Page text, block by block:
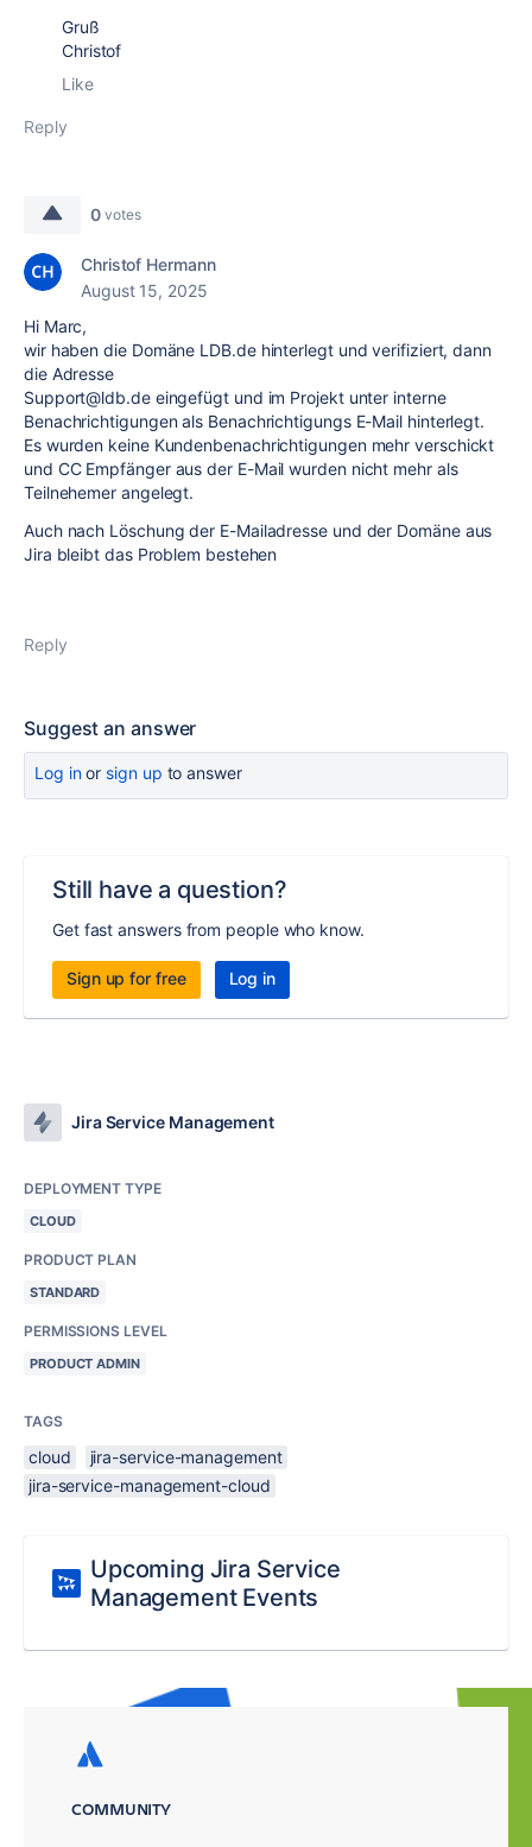
Gruß
Christof
Like
Reply
0 votes
Christof Hermann
August 15, 2025
Hi Marc,
wir haben die Domäne LDB.de hinterlegt und verifiziert, dann
die Adresse
Support@ldb.de eingefügt und im Projekt unter interne
Benachrichtigungen als Benachrichtigungs E-Mail hinterlegt.
Es wurden keine Kundenbenachrichtigungen mehr verschickt
und CC Empfänger aus der E-Mail wurden nicht mehr als
Teilnehemer angelegt.
Auch nach Löschung der E-Mailadresse und der Domäne aus
Jira bleibt das Problem bestehen
Reply
Suggest an answer
Log inor sign up to answer
Still have a question?
Get fast answers from people who know.
Sign up for free Log in
Jira Service Management
DEPLOYMENT TYPE
CLOUD
PRODUCT PLAN
STANDARD
PERMISSIONS LEVEL
PRODUCT ADMIN
TAGS
cloud
jira-service-management
jira-service-management-cloud
Upcoming Jira Service
Management Events
COMMUNITY